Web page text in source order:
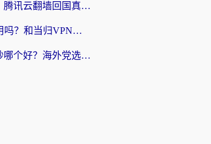
海外党必看：腾讯云翻墙回国真的好用吗？+ 3步选对回国加速器指南
穿梭VPN好用吗？和当归VPN对比哪个回国效果更好？海外党亲测实用指南
穿梭和六毫秒哪个好？海外党选回国加速器的避坑指南，附番茄加速器实测